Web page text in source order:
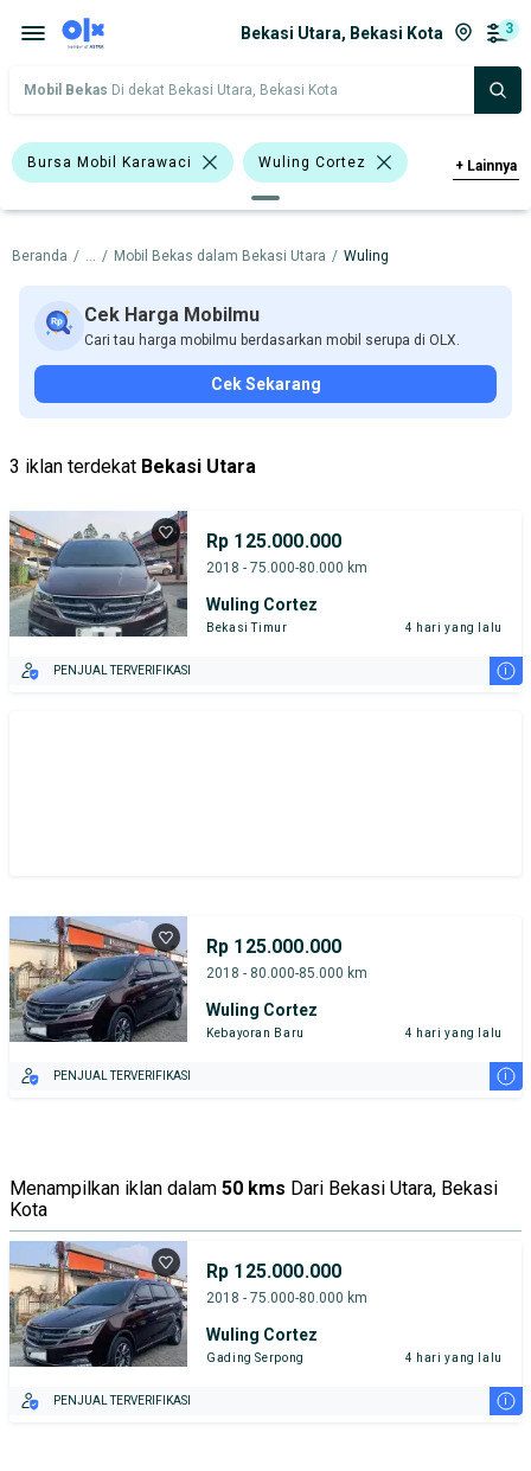
Bekasi Utara, Bekasi Kota 3
Mobil Bekas Di dekat Bekasi Utara, Bekasi Kota
Bursa Mobil Karawaci Wuling Cortez
Wuling
Harga Merek Dan Model Tahun
Tipe Bodi Tipe Membership
+ Lainnya
Beranda / ... / Mobil Bekas dalam Bekasi Utara / Wuling
Cek Harga Mobilmu
Cari tau harga mobilmu berdasarkan mobil serupa di OLX.
Cek Sekarang
3 iklan terdekat Bekasi Utara
Rp 125.000.000
2018 - 75.000-80.000 km
Wuling Cortez
Bekasi Timur 4 hari yang lalu
PENJUAL TERVERIFIKASI i
Rp 125.000.000
2018 - 80.000-85.000 km
Wuling Cortez
Kebayoran Baru 4 hari yang lalu
PENJUAL TERVERIFIKASI i
Menampilkan iklan dalam 50 kms Dari Bekasi Utara, Bekasi
Kota
Rp 125.000.000
2018 - 75.000-80.000 km
Wuling Cortez
Gading Serpong 4 hari yang lalu
PENJUAL TERVERIFIKASI i